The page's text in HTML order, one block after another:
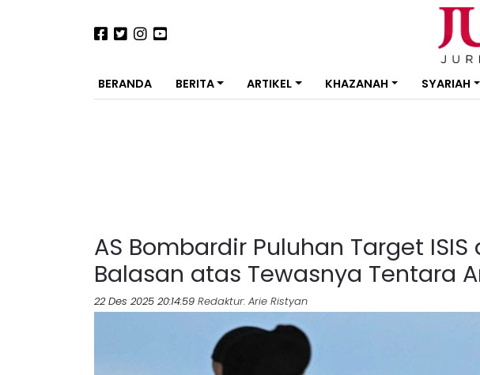
BERANDA BERITA ARTIKEL KHAZANAH SYARIAH
AS Bombardir Puluhan Target
Balasan atas Tewasnya Tentara
22 Des 2025 20:14:59 Redaktur: Arie Ristyan